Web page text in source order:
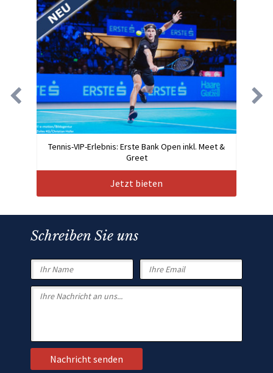
Tennis-VIP-Erlebnis: Erste Bank Open inkl. Meet &
Greet
Jetzt bieten
Schreiben Sie uns